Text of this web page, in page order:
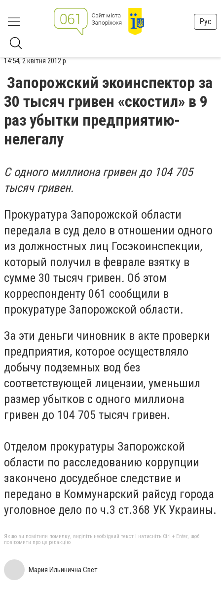
Рус
14:54, 2 квітня 2012 р.
Запорожский экоинспектор за
30 тысяч гривен «скостил» в 9
раз убытки предприятию-
нелегалу
С одного миллиона гривен до 104 705
тысяч гривен.
Прокуратура Запорожской области
передала в суд дело в отношении одного
из должностных лиц Госэкоинспекции,
который получил в феврале взятку в
сумме 30 тысяч гривен. Об этом
корреспонденту 061 сообщили в
прокуратуре Запорожской области.
За эти деньги чиновник в акте проверки
предприятия, которое осуществляло
добычу подземных вод без
соответствующей лицензии, уменьшил
размер убытков с одного миллиона
гривен до 104 705 тысяч гривен.
Отделом прокуратуры Запорожской
области по расследованию коррупции
закончено досудебное следствие и
передано в Коммунарский райсуд города
уголовное дело по ч.3 ст.368 УК Украины.
Якщо ви помітили помилку, виділіть необхідний текст і натисніть Ctrl + Enter, щоб
повідомити про це редакцію
Мария Ильинична Свет